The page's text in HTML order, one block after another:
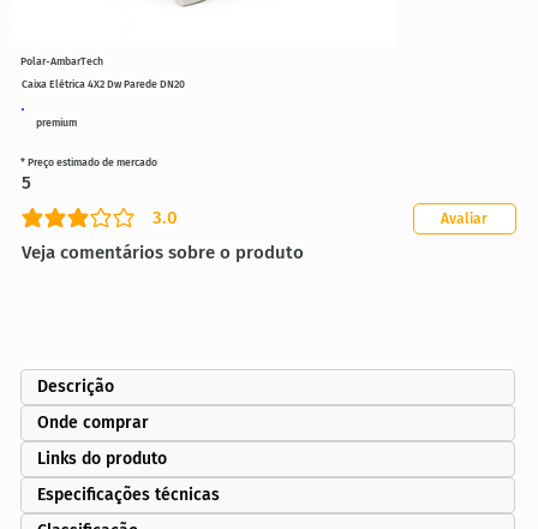
premium
Caixa Elétrica 4X2 Dw Parede DN20
3.0
classificação média é 3 de 5
Veja comentários sobre o produto
Avaliar
* Preço estimado de mercado
5
Polar-AmbarTech
Descrição
Onde comprar
Links do produto
Especificações técnicas